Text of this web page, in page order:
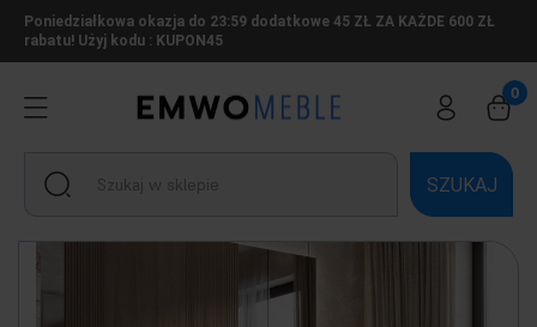
Poniedziałkowa okazja do 23:59 dodatkowe 45 ZŁ ZA KAŻDE 600 ZŁ
rabatu! Użyj kodu : KUPON45
SZUKAJ